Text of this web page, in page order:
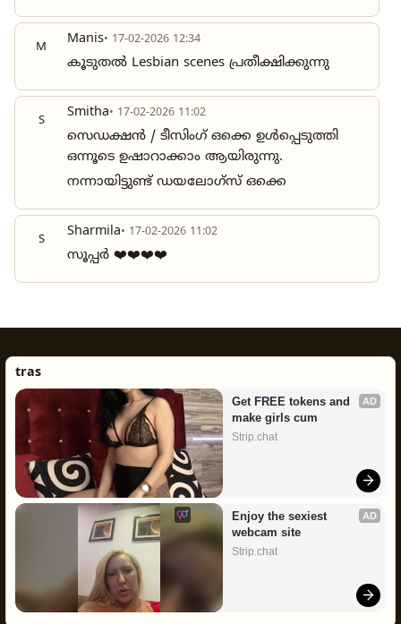
M Manis• 17-02-2026 12:34
കൂടുതൽ Lesbian scenes പ്രതീക്ഷിക്കുന്നു
S Smitha• 17-02-2026 11:02
സെഡക്ഷൻ / ടീസിംഗ് ഒക്കെ ഉൾപ്പെടുത്തി
ഒന്നൂടെ ഉഷാറാക്കാം ആയിരുന്നു.
നന്നായിട്ടുണ്ട് ഡയലോഗ്സ് ഒക്കെ
S Sharmila• 17-02-2026 11:02
സൂപ്പർ ❤️❤️❤️❤️
tras
AD
Get FREE tokens and
make girls cum
Strip.chat
AD
Enjoy the sexiest
webcam site
Strip.chat